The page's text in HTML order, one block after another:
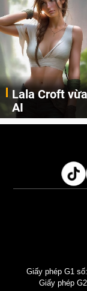
Lala Croft
AI
Giấy phép G1
Giấy phép